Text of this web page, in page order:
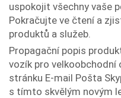
uspokojit všechny vaše
Pokračujte ve čtení a
produktů a služeb.
Propagační popis
vozík pro
stránku E-mail Pošta
s tímto skvělým novým